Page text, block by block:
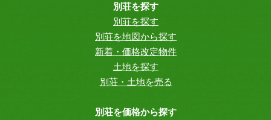
別荘を探す
別荘を探す
別荘を地図から探す
新着・価格改定物件
土地を探す
別荘・土地を売る
別荘を価格から探す